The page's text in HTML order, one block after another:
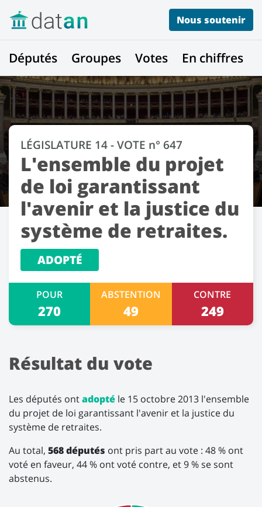
Nous soutenir
Députés Groupes Votes En chiffres
LÉGISLATURE 14 - VOTE n° 647
L'ensemble du projet
de loi garantissant
l'avenir et la justice du
système de retraites.
ADOPTÉ
POUR
270
ABSTENTION
49
CONTRE
249
Résultat du vote
Les députés ontadopté le 15 octobre 2013 l'ensemble
du projet de loi garantissant l'avenir et la justice du
système de retraites.
Au total, 568 députés ont pris part au vote : 48 % ont
voté en faveur, 44 % ont voté contre, et 9 % se sont
abstenus.